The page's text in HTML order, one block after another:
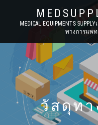
MEDICAL EQUIPMENTS
ทางการแพท
วัสดุท